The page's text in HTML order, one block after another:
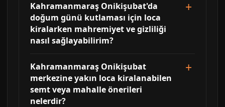
Kahramanmaraş Onikişubat'da
doğum günü kutlaması için loca
kiralarken mahremiyet ve gizliliği
nasıl sağlayabilirim?
Kahramanmaraş Onikişubat
merkezine yakın loca kiralanabilen
semt veya mahalle önerileri
nelerdir?